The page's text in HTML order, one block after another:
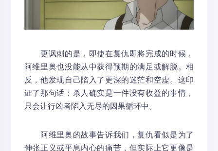
更讽刺的是，即使在复仇即将完成的时候，
阿维里奥也没能从中获得预期的满足或解脱。相
反，他发现自己陷入了更深的迷茫和空虚。这印
证了那句话：杀人确实是一件没有收益的事情，
只会让行凶者陷入无尽的因果循环中。
阿维里奥的故事告诉我们，复仇看似是为了
伸张正义或平息内心的痛苦，但实际上它更像是